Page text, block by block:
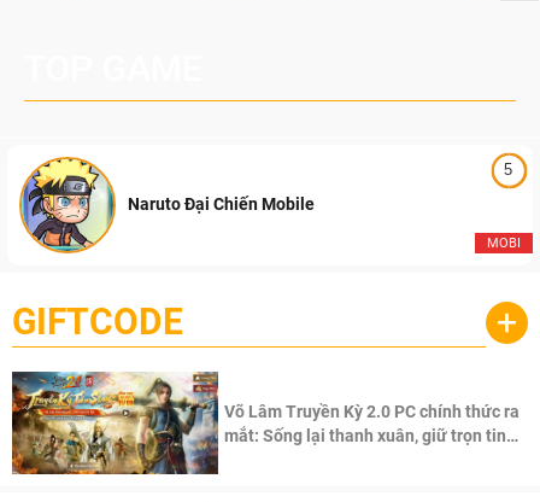
5
MOBI
Naruto Đại Chiến Mobile
GIFTCODE +
Võ Lâm Truyền Kỳ 2.0 PC chính thức ra
mắt: Sống lại thanh xuân, giữ trọn tinh